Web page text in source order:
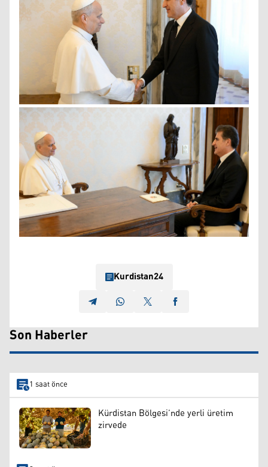
Kurdistan24
Son Haberler
1 saat önce
Kürdistan Bölgesi’nde yerli üretim
zirvede